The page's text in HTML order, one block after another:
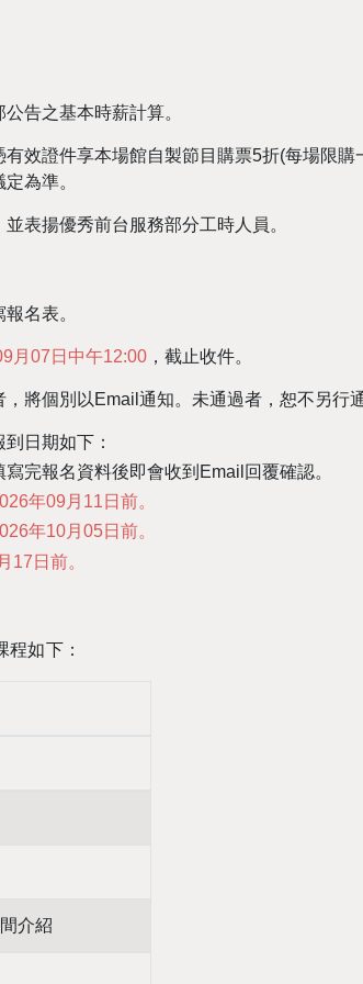
告之基本時薪計算。
效證件享本場館自製節目購票5折(每場限
為準。
表揚優秀前台服務部分工時人員。
名表。
月07日中午12:00，截止收件。
將個別以Email通知。未通過者，恕不另行
日期如下：
完報名資料後即會收到Email回覆確認。
年09月11日前。
年10月05日前。
17日前。
如下：
介紹